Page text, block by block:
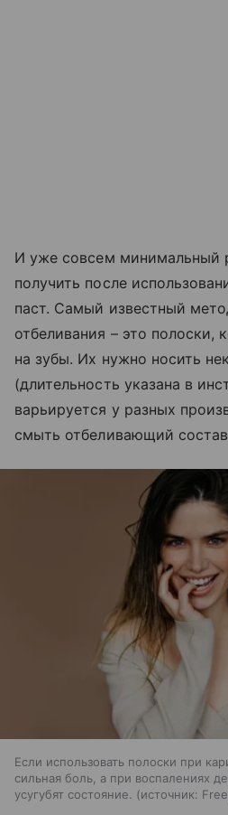
И уже совсем минимальный
получить после
паст. Самый известный
отбеливания – это полоски,
на зубы. Их нужно носить
(длительность указана в
варьируется у разных
смыть отбеливающий
Если использовать полоски при
сильная боль, а при воспалениях
усугубят состояние.
источник: